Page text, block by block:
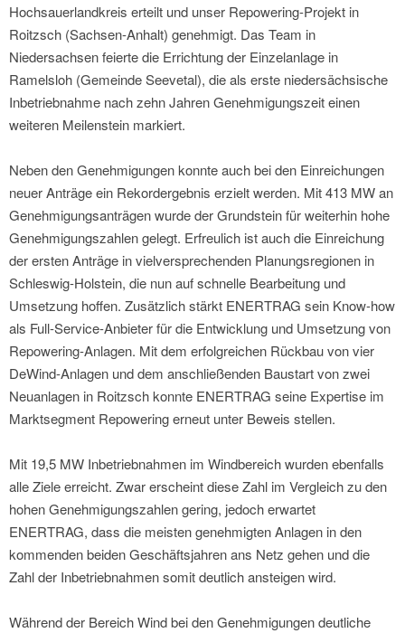
Hochsauerlandkreis erteilt und unser Repowering-Projekt in
Roitzsch (Sachsen-Anhalt) genehmigt. Das Team in
Niedersachsen feierte die Errichtung der Einzelanlage in
Ramelsloh (Gemeinde Seevetal), die als erste niedersächsische
Inbetriebnahme nach zehn Jahren Genehmigungszeit einen
weiteren Meilenstein markiert.
Neben den Genehmigungen konnte auch bei den Einreichungen
neuer Anträge ein Rekordergebnis erzielt werden. Mit 413 MW an
Genehmigungsanträgen wurde der Grundstein für weiterhin hohe
Genehmigungszahlen gelegt. Erfreulich ist auch die Einreichung
der ersten Anträge in vielversprechenden Planungsregionen in
Schleswig-Holstein, die nun auf schnelle Bearbeitung und
Umsetzung hoffen. Zusätzlich stärkt ENERTRAG sein Know-how
als Full-Service-Anbieter für die Entwicklung und Umsetzung von
Repowering-Anlagen. Mit dem erfolgreichen Rückbau von vier
DeWind-Anlagen und dem anschließenden Baustart von zwei
Neuanlagen in Roitzsch konnte ENERTRAG seine Expertise im
Marktsegment Repowering erneut unter Beweis stellen.
Mit 19,5 MW Inbetriebnahmen im Windbereich wurden ebenfalls
alle Ziele erreicht. Zwar erscheint diese Zahl im Vergleich zu den
hohen Genehmigungszahlen gering, jedoch erwartet
ENERTRAG, dass die meisten genehmigten Anlagen in den
kommenden beiden Geschäftsjahren ans Netz gehen und die
Zahl der Inbetriebnahmen somit deutlich ansteigen wird.
Während der Bereich Wind bei den Genehmigungen deutliche